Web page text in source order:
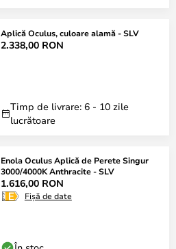
Aplică Oculus, culoare alamă - SLV
2.338,00 RON
Timp de livrare: 6 - 10 zile
lucrătoare
Enola Oculus Aplică de Perete Singur
3000/4000K Anthracite - SLV
1.616,00 RON
Fișă de date